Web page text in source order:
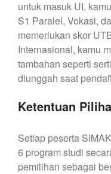
untuk masuk UI,
S1 Paralel, Vokasi,
memerlukan skor
Internasional, kamu
tambahan seperti
diunggah saat
Ketentuan
Setiap peserta
6 program studi
pemilihan sebagai